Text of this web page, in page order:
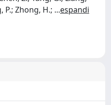
P.; Zhong, H.; ...espandi